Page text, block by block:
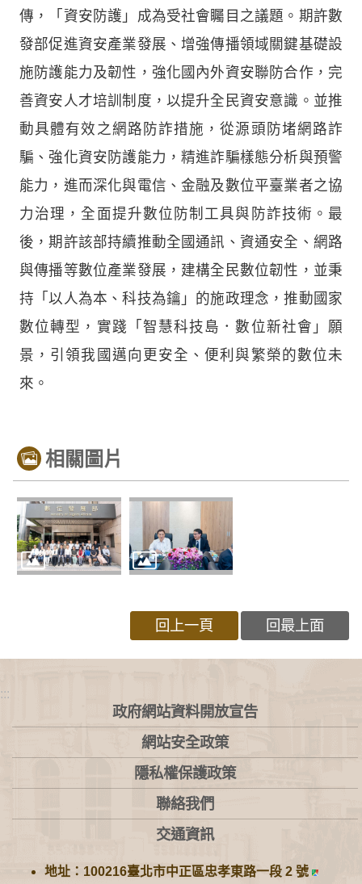
傳，「資安防護」成為受社會矚目之議題。期許數
發部促進資安產業發展、增強傳播領域關鍵基礎設
施防護能力及韌性，強化國內外資安聯防合作，完
善資安人才培訓制度，以提升全民資安意識。並推
動具體有效之網路防詐措施，從源頭防堵網路詐
騙、強化資安防護能力，精進詐騙樣態分析與預警
能力，進而深化與電信、金融及數位平臺業者之協
力治理，全面提升數位防制工具與防詐技術。最
後，期許該部持續推動全國通訊、資通安全、網路
與傳播等數位產業發展，建構全民數位韌性，並秉
持「以人為本、科技為鑰」的施政理念，推動國家
數位轉型，實踐「智慧科技島．數位新社會」願
景，引領我國邁向更安全、便利與繁榮的數位未
來。
相關圖片
回上一頁 回最上面
:::
政府網站資料開放宣告
網站安全政策
隱私權保護政策
聯絡我們
交通資訊
地址：100216臺北市中正區忠孝東路一段 2 號